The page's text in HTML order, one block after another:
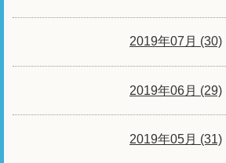
2019年07月 (30)
2019年06月 (29)
2019年05月 (31)